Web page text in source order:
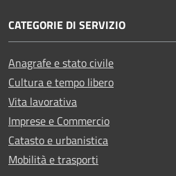
CATEGORIE DI SERVIZIO
Anagrafe e stato civile
Cultura e tempo libero
Vita lavorativa
Imprese e Commercio
Catasto e urbanistica
Mobilità e trasporti